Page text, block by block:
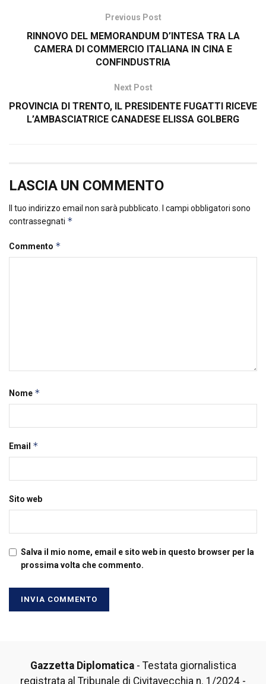
Previous Post
RINNOVO DEL MEMORANDUM D’INTESA TRA LA
CAMERA DI COMMERCIO ITALIANA IN CINA E
CONFINDUSTRIA
Next Post
PROVINCIA DI TRENTO, IL PRESIDENTE FUGATTI RICEVE
L’AMBASCIATRICE CANADESE ELISSA GOLBERG
LASCIA UN COMMENTO
Il tuo indirizzo email non sarà pubblicato.
I campi obbligatori sono
contrassegnati *
Commento *
Nome *
Email *
Sito web
Salva il mio nome, email e sito web in questo browser per la
prossima volta che commento.
Gazzetta Diplomatica- Testata giornalistica
registrata al Tribunale di Civitavecchia n. 1/2024 -